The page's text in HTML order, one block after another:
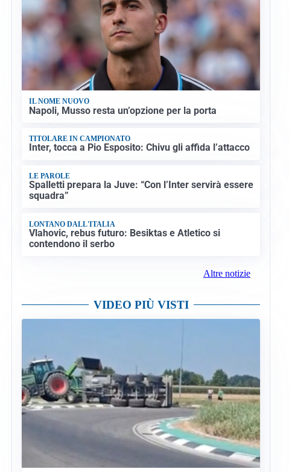
IL NOME NUOVO
Napoli, Musso resta un’opzione per la porta
TITOLARE IN CAMPIONATO
Inter, tocca a Pio Esposito: Chivu gli affida l’attacco
LE PAROLE
Spalletti prepara la Juve: “Con l’Inter servirà essere
squadra”
LONTANO DALL'ITALIA
Vlahovic, rebus futuro: Besiktas e Atletico si
contendono il serbo
Altre notizie
VIDEO PIÙ VISTI